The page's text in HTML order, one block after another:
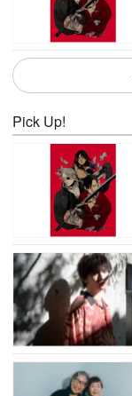
Pick Up!